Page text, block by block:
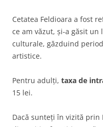
Cetatea Feldioara a fost
ce am văzut, și-a găsit
culturale, găzduind
artistice.
Pentru adulți, taxa de
15 lei.
Dacă sunteți în vizită prin